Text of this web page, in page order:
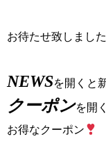
お待たせ致しました
NEWSを開くと
クーポンを開
お得なクーポン